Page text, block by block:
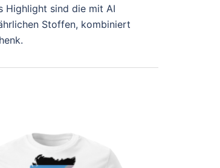
Highlight sind die mit AI
Stoffen, kombiniert